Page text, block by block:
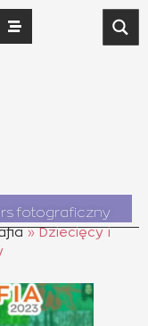
fotograficzny
» Dziecięcy i